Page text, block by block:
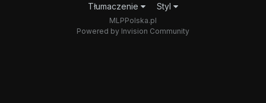
Tłumaczenie Styl
MLPPolska.pl
Powered by Invision Community